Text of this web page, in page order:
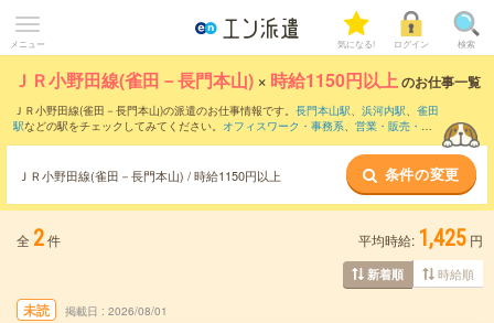
メニュー 気になる! ログイン 検索
ＪＲ小野田線(雀田－長門本山) × 時給1150円以上のお仕事一覧
ＪＲ小野田線(雀田－長門本山)の派遣のお仕事情報です。 長門本山駅、 浜河内駅、 雀田
駅などの駅をチェックしてみてください。 オフィスワーク・事務系、 営業・販売・サ
などのこだわり条件で絞り込んでいただけます。
ＪＲ小野田線(雀田－長門本山) / 時給1150円以上 条件の変更
全 2件 平均時給: 1,425 円
新着順 時給順
未読 掲載日 2026/08/01